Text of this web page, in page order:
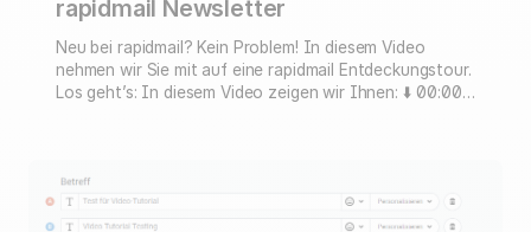
rapidmail Newsletter
Neu bei rapidmail? Kein Problem! In diesem Video
nehmen wir Sie mit auf eine rapidmail Entdeckungstour.
Los geht’s: In diesem Video zeigen wir Ihnen: ⬇️ 00:00
Vorschaufunktion für den Newsletter 10:59 Testmail
versenden 11:13 Weitere …